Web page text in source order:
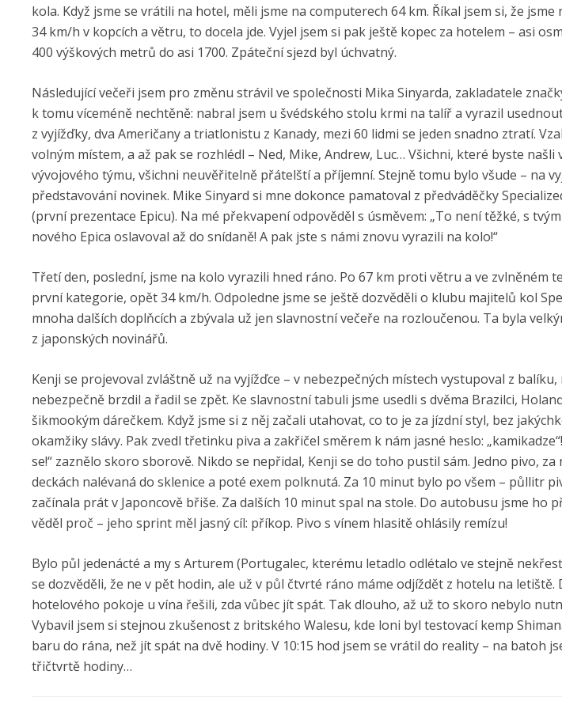
kola. Když jsme se vrátili na hotel, měli jsme na computerech 64 km. Říkal jsem si, že
34 km/h v kopcích a větru, to docela jde. Vyjel jsem si pak ještě kopec za hotelem – asi
400 výškových metrů do asi 1700. Zpáteční sjezd byl úchvatný.
Následující večeři jsem pro změnu strávil ve společnosti Mika Sinyarda, zakladatele
k tomu víceméně nechtěně: nabral jsem u švédského stolu krmi na talíř a vyrazil
z vyjížďky, dva Američany a triatlonistu z Kanady, mezi 60 lidmi se jeden snadno ztratí.
volným místem, a až pak se rozhlédl – Ned, Mike, Andrew, Luc… Všichni, které byste
vývojového týmu, všichni neuvěřitelně přátelští a příjemní. Stejně tomu bylo všude – na
představování novinek. Mike Sinyard si mne dokonce pamatoval z předváděčky
(první prezentace Epicu). Na mé překvapení odpověděl s úsměvem: „To není těžké, s
nového Epica oslavoval až do snídaně! A pak jste s námi znovu vyrazili na kolo!“
Třetí den, poslední, jsme na kolo vyrazili hned ráno. Po 67 km proti větru a ve zvlněném
první kategorie, opět 34 km/h. Odpoledne jsme se ještě dozvěděli o klubu majitelů kol
mnoha dalších doplňcích a zbývala už jen slavnostní večeře na rozloučenou. Ta byla
z japonských novinářů.
Kenji se projevoval zvláštně už na vyjížďce – v nebezpečných místech vystupoval z
nebezpečně brzdil a řadil se zpět. Ke slavnostní tabuli jsme usedli s dvěma Brazilci,
šikmookým dárečkem. Když jsme si z něj začali utahovat, co to je za jízdní styl, bez
okamžiky slávy. Pak zvedl třetinku piva a zakřičel směrem k nám jasné heslo:
se!“ zaznělo skoro sborově. Nikdo se nepřidal, Kenji se do toho pustil sám. Jedno pivo,
deckách nalévaná do sklenice a poté exem polknutá. Za 10 minut bylo po všem – půllitr
začínala prát v Japoncově břiše. Za dalších 10 minut spal na stole. Do autobusu jsme ho
věděl proč – jeho sprint měl jasný cíl: příkop. Pivo s vínem hlasitě ohlásily remízu!
Bylo půl jedenácté a my s Arturem (Portugalec, kterému letadlo odlétalo ve stejně
se dozvěděli, že ne v pět hodin, ale už v půl čtvrté ráno máme odjíždět z hotelu na
hotelového pokoje u vína řešili, zda vůbec jít spát. Tak dlouho, až už to skoro nebylo
Vybavil jsem si stejnou zkušenost z britského Walesu, kde loni byl testovací kemp
baru do rána, než jít spát na dvě hodiny. V 10:15 hod jsem se vrátil do reality – na batoh
třičtvrtě hodiny…